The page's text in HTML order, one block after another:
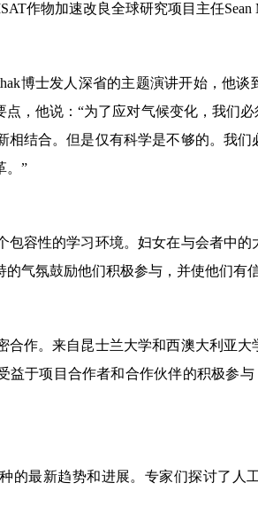
作物加速改良全球研究项目主任Sean
博士发人深省的主题演讲开始，他
，他说：“为了应对气候变化，我们
相结合。但是仅有科学是不够的。我
。”
包容性的学习环境。妇女在与会者中
气氛鼓励他们积极参与，并使他们有
合作。来自昆士兰大学和西澳大利亚
益于项目合作者和合作伙伴的积极参
的最新趋势和进展。专家们探讨了人